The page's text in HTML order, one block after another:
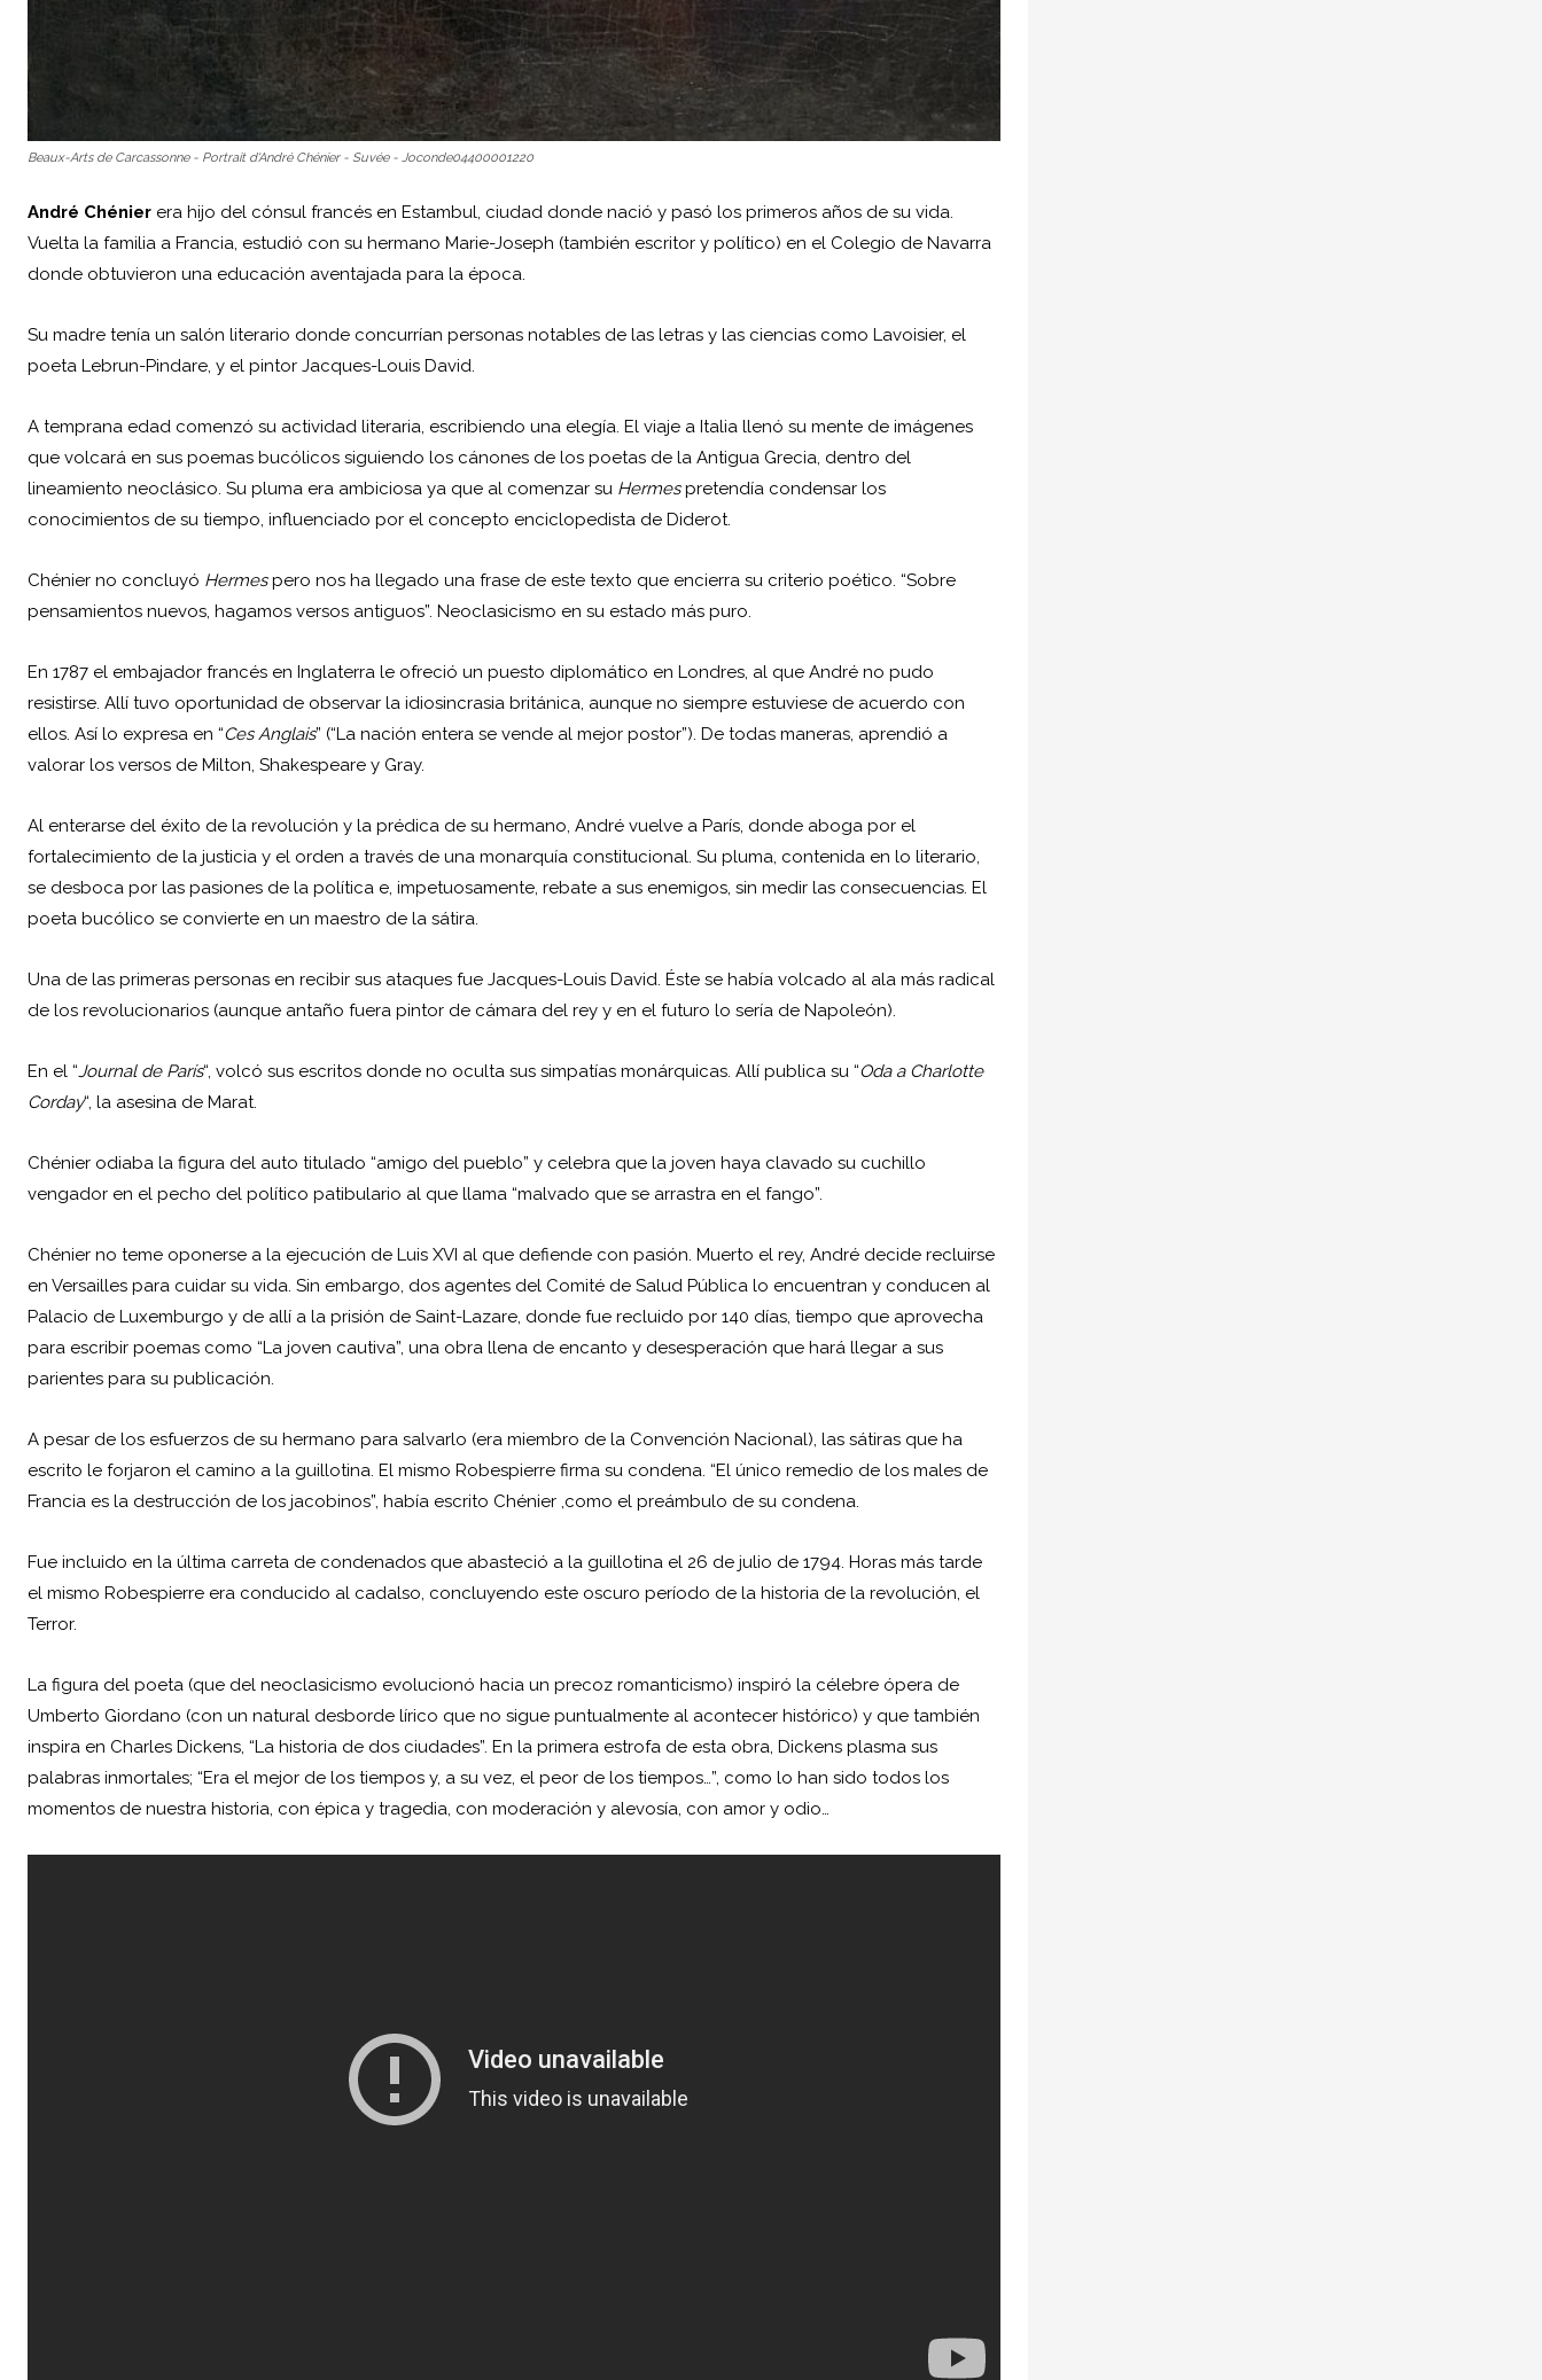
Beaux-Arts de Carcassonne - Portrait d'André Chénier - Suvée - Joconde04400001220
André Chénier era hijo del cónsul francés en Estambul, ciudad donde nació y pasó los primeros años de su vida.
Vuelta la familia a Francia, estudió con su hermano Marie-Joseph (también escritor y político) en el Colegio de Navarra
donde obtuvieron una educación aventajada para la época.
Su madre tenía un salón literario donde concurrían personas notables de las letras y las ciencias como Lavoisier, el
poeta Lebrun-Pindare, y el pintor Jacques-Louis David.
A temprana edad comenzó su actividad literaria, escribiendo una elegía. El viaje a Italia llenó su mente de imágenes
que volcará en sus poemas bucólicos siguiendo los cánones de los poetas de la Antigua Grecia, dentro del
lineamiento neoclásico. Su pluma era ambiciosa ya que al comenzar su Hermespretendía condensar los
conocimientos de su tiempo, influenciado por el concepto enciclopedista de Diderot.
Chénier no concluyó Hermespero nos ha llegado una frase de este texto que encierra su criterio poético. “Sobre
pensamientos nuevos, hagamos versos antiguos”. Neoclasicismo en su estado más puro.
En 1787 el embajador francés en Inglaterra le ofreció un puesto diplomático en Londres, al que André no pudo
resistirse. Allí tuvo oportunidad de observar la idiosincrasia británica, aunque no siempre estuviese de acuerdo con
ellos. Así lo expresa en “Ces Anglais” (“La nación entera se vende al mejor postor”). De todas maneras, aprendió a
valorar los versos de Milton, Shakespeare y Gray.
Al enterarse del éxito de la revolución y la prédica de su hermano, André vuelve a París, donde aboga por el
fortalecimiento de la justicia y el orden a través de una monarquía constitucional. Su pluma, contenida en lo literario,
se desboca por las pasiones de la política e, impetuosamente, rebate a sus enemigos, sin medir las consecuencias. El
poeta bucólico se convierte en un maestro de la sátira.
Una de las primeras personas en recibir sus ataques fue Jacques-Louis David. Éste se había volcado al ala más radical
de los revolucionarios (aunque antaño fuera pintor de cámara del rey y en el futuro lo sería de Napoleón).
En el “Journal de París“, volcó sus escritos donde no oculta sus simpatías monárquicas. Allí publica su “Oda a Charlotte
Corday“, la asesina de Marat.
Chénier odiaba la figura del auto titulado “amigo del pueblo” y celebra que la joven haya clavado su cuchillo
vengador en el pecho del político patibulario al que llama “malvado que se arrastra en el fango”.
Chénier no teme oponerse a la ejecución de Luis XVI al que defiende con pasión. Muerto el rey, André decide recluirse
en Versailles para cuidar su vida. Sin embargo, dos agentes del Comité de Salud Pública lo encuentran y conducen al
Palacio de Luxemburgo y de allí a la prisión de Saint-Lazare, donde fue recluido por 140 días, tiempo que aprovecha
para escribir poemas como “La joven cautiva”, una obra llena de encanto y desesperación que hará llegar a sus
parientes para su publicación.
A pesar de los esfuerzos de su hermano para salvarlo (era miembro de la Convención Nacional), las sátiras que ha
escrito le forjaron el camino a la guillotina. El mismo Robespierre firma su condena. “El único remedio de los males de
Francia es la destrucción de los jacobinos”, había escrito Chénier ,como el preámbulo de su condena.
Fue incluido en la última carreta de condenados que abasteció a la guillotina el 26 de julio de 1794. Horas más tarde
el mismo Robespierre era conducido al cadalso, concluyendo este oscuro período de la historia de la revolución, el
Terror.
La figura del poeta (que del neoclasicismo evolucionó hacia un precoz romanticismo) inspiró la célebre ópera de
Umberto Giordano (con un natural desborde lírico que no sigue puntualmente al acontecer histórico) y que también
inspira en Charles Dickens, “La historia de dos ciudades”. En la primera estrofa de esta obra, Dickens plasma sus
palabras inmortales; “Era el mejor de los tiempos y, a su vez, el peor de los tiempos…”, como lo han sido todos los
momentos de nuestra historia, con épica y tragedia, con moderación y alevosía, con amor y odio…